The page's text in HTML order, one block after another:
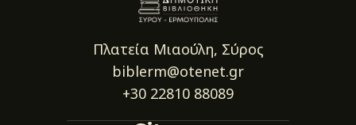
Πλατεία Μιαούλη, Σύρος
biblerm@otenet.gr
+30 22810 88089